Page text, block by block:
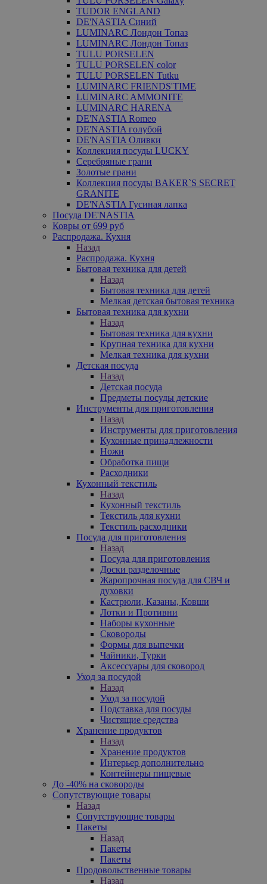
TUDOR ENGLAND
DE'NASTIA Синий
LUMINARC Лондон Топаз
LUMINARC Лондон Топаз
TULU PORSELEN
TULU PORSELEN color
TULU PORSELEN Tutku
LUMINARC FRIENDS'TIME
LUMINARC AMMONITE
LUMINARC HARENA
DE'NASTIA Romeo
DE'NASTIA голубой
DE'NASTIA Оливки
Коллекция посуды LUCKY
Серебряные грани
Золотые грани
Коллекция посуды BAKER`S SECRET
GRANITE
DE'NASTIA Гусиная лапка
Посуда DE'NASTIA
Ковры от 699 руб
Распродажа. Кухня
Назад
Распродажа. Кухня
Бытовая техника для детей
Назад
Бытовая техника для детей
Мелкая детская бытовая техника
Бытовая техника для кухни
Назад
Бытовая техника для кухни
Крупная техника для кухни
Мелкая техника для кухни
Детская посуда
Назад
Детская посуда
Предметы посуды детские
Инструменты для приготовления
Назад
Инструменты для приготовления
Кухонные принадлежности
Ножи
Обработка пищи
Расходники
Кухонный текстиль
Назад
Кухонный текстиль
Текстиль для кухни
Текстиль расходники
Посуда для приготовления
Назад
Посуда для приготовления
Доски разделочные
Жаропрочная посуда для СВЧ и
духовки
Кастрюли, Казаны, Ковши
Лотки и Противни
Наборы кухонные
Сковороды
Формы для выпечки
Чайники, Турки
Аксессуары для сковород
Уход за посудой
Назад
Уход за посудой
Подставка для посуды
Чистящие средства
Хранение продуктов
Назад
Хранение продуктов
Интерьер дополнительно
Контейнеры пищевые
До -40% на сковороды
Сопутствующие товары
Назад
Сопутствующие товары
Пакеты
Назад
Пакеты
Пакеты
Продовольственные товары
Назад